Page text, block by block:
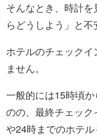
そんなとき、時計
らどうしよう」と不
ホテルのチェックイ
ません。
一般的には15時頃
のの、最終チェッ
や24時までのホテ